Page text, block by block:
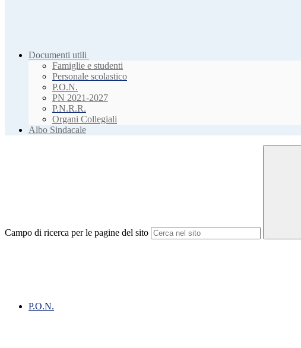
Documenti utili
Famiglie e studenti
Personale scolastico
P.O.N.
PN 2021-2027
P.N.R.R.
Organi Collegiali
Albo Sindacale
Campo di ricerca per le pagine del sito
P.O.N.